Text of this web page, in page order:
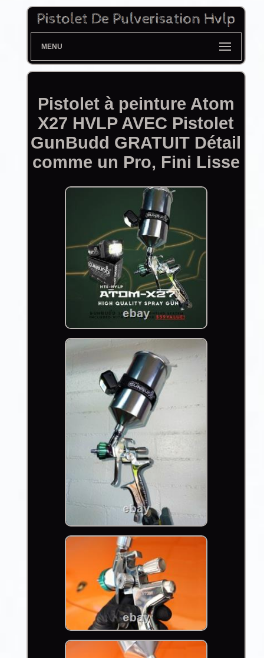
MENU
Pistolet à peinture Atom
X27 HVLP AVEC Pistolet
GunBudd GRATUIT Détail
comme un Pro, Fini Lisse